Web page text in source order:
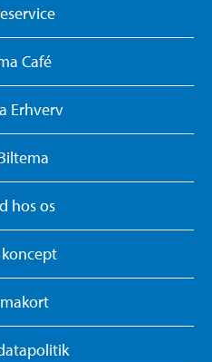
Café
Erhverv
hos os
koncept